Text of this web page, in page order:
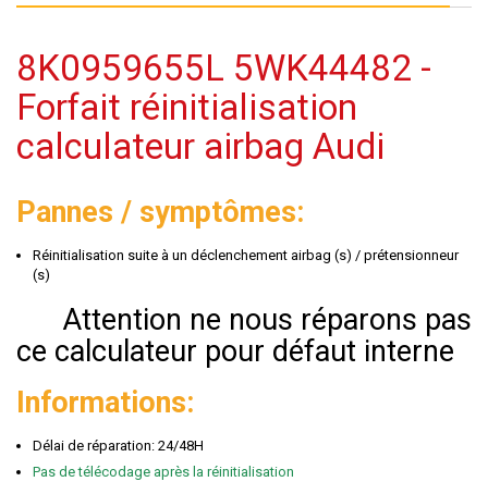
8K0959655L 5WK44482 -
Forfait réinitialisation
calculateur airbag Audi
Pannes / symptômes:
Réinitialisation suite à un déclenchement airbag (s) / prétensionneur
(s)
Attention ne nous réparons pas
ce calculateur pour défaut interne
Informations:
Délai de réparation: 24/48H
Pas de télécodage après la réinitialisation